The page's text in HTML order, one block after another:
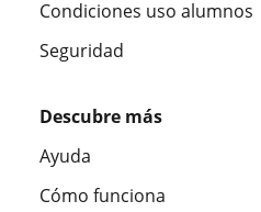
Condiciones uso alumnos
Seguridad
Descubre más
Ayuda
Cómo funciona